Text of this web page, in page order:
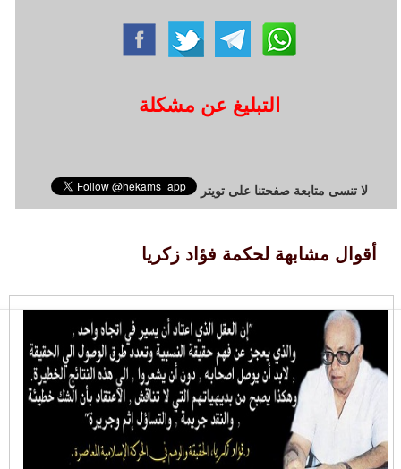
التبليغ عن مشكلة
لا تنسى متابعة صفحتنا على تويتر
أقوال مشابهة لحكمة فؤاد زكريا